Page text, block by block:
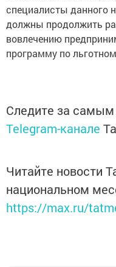
специалисты данного
должны продолжить
вовлечению
программу по
Следите за
Telegram-канале
Читайте новости
национальном
https://max.ru/